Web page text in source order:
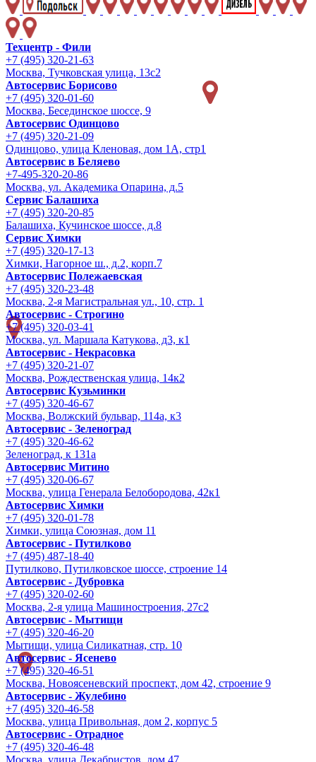
Техцентр - Фили
+7 (495) 320-21-63
Москва, Тучковская улица, 13с2
Автосервис Борисово
+7 (495) 320-01-60
Москва, Бесединское шоссе, 9
Автосервис Одинцово
+7 (495) 320-21-09
Одинцово, улица Кленовая, дом 1А, стр1
Автосервис в Беляево
+7-495-320-20-86
Москва, ул. Академика Опарина, д.5
Сервис Балашиха
+7 (495) 320-20-85
Балашиха, Кучинское шоссе, д.8
Сервис Химки
+7 (495) 320-17-13
Химки, Нагорное ш., д.2, корп.7
Автосервис Полежаевская
+7 (495) 320-23-48
Москва, 2-я Магистральная ул., 10, стр. 1
Автосервис - Строгино
+7 (495) 320-03-41
Москва, ул. Маршала Катукова, д3, к1
Автосервис - Некрасовка
+7 (495) 320-21-07
Москва, Рождественская улица, 14к2
Автосервис Кузьминки
+7 (495) 320-46-67
Москва, Волжский бульвар, 114а, к3
Автосервис - Зеленоград
+7 (495) 320-46-62
Зеленоград, к 131а
Автосервис Митино
+7 (495) 320-06-67
Москва, улица Генерала Белобородова, 42к1
Автосервис Химки
+7 (495) 320-01-78
Химки, улица Союзная, дом 11
Автосервис - Путилково
+7 (495) 487-18-40
Путилково, Путилковское шоссе, строение 14
Автосервис - Дубровка
+7 (495) 320-02-60
Москва, 2-я улица Машиностроения, 27с2
Автосервис - Мытищи
+7 (495) 320-46-20
Мытищи, улица Силикатная, стр. 10
Автосервис - Ясенево
+7 (495) 320-46-51
Москва, Новоясеневский проспект, дом 42, строение 9
Автосервис - Жулебино
+7 (495) 320-46-58
Москва, улица Привольная, дом 2, корпус 5
Автосервис - Отрадное
+7 (495) 320-46-48
Москва, улица Декабристов, дом 47